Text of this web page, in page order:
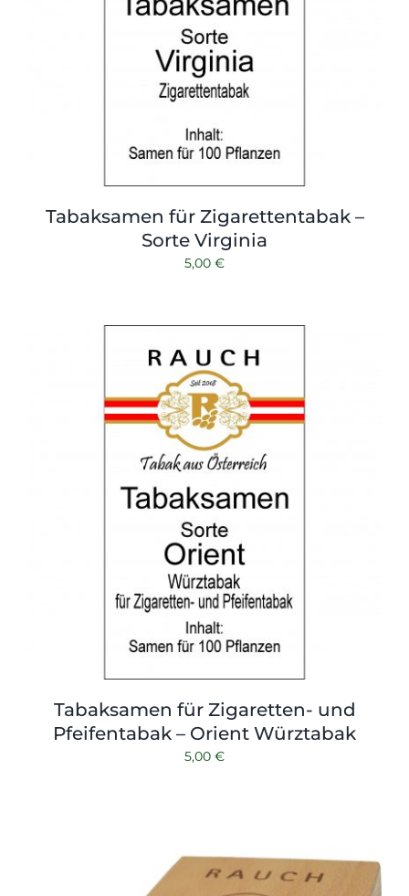
Tabaksamen für Zigarettentabak –
Sorte Virginia
5,00 €
Tabaksamen für Zigaretten- und
Pfeifentabak – Orient Würztabak
5,00 €